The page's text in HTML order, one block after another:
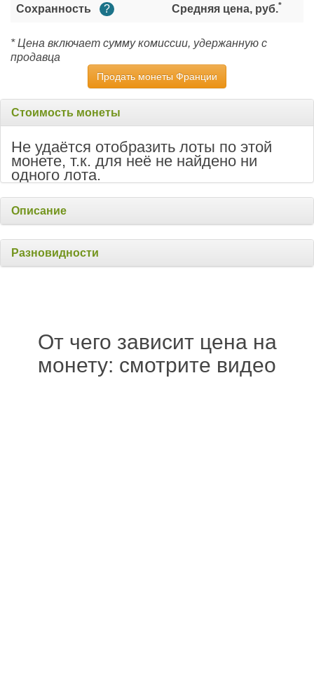
Сохранность ? Средняя цена, руб.*
* Цена включает сумму комиссии, удержанную с
продавца
Продать монеты Франции
Стоимость монеты
Не удаётся отобразить лоты по этой
монете, т.к. для неё не найдено ни
одного лота.
Описание
Разновидности
От чего зависит цена на
монету: смотрите видео